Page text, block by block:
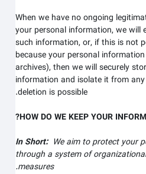
When we have no ongoing
your personal information, we
such information, or, if this is not
because your personal
archives), then we will securely
information and isolate it from
deletion is possible.
In Short:We aim to protect
through a system of
measures.